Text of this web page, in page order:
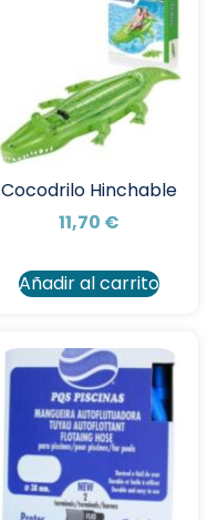
Cocodrilo Hinchable
11,70 €
Añadir al carrito